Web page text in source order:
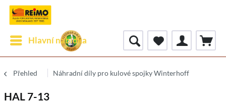
Hlavní nabídka
Přehled Náhradní díly pro kulové spojky Winterhoff
HAL 7-13